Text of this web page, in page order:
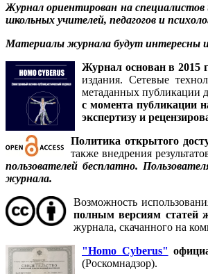
Журнал ориентирован на специалистов
школьных учителей, педагогов и
Материалы журнала будут интересны и
Журнал основан в 2015
издания. Сетевые
метаданных публикации
с момента публикации
экспертизу и
Политика открытого
также внедрения
пользователей бесплатно.
журнала.
Возможность
полным версиям статей
журнала, скачанного на
"Homo Cyberus"
(Роскомнадзор).